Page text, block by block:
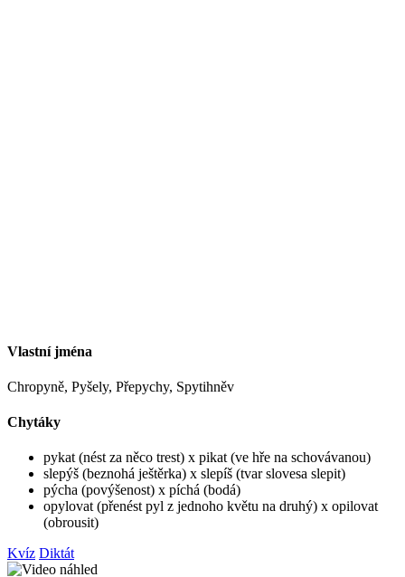
Vlastní jména
Chropyně, Pyšely, Přepychy, Spytihněv
Chytáky
pykat (nést za něco trest) x pikat (ve hře na schovávanou)
slepýš (beznohá ještěrka) x slepíš (tvar slovesa slepit)
pýcha (povýšenost) x píchá (bodá)
opylovat (přenést pyl z jednoho květu na druhý) x opilovat
(obrousit)
Kvíz Diktát